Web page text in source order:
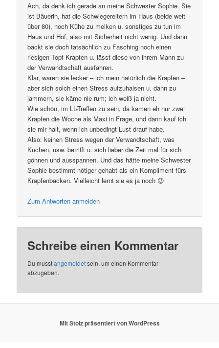
Ach, da denk ich gerade an meine Schwester Sophie. Sie
ist Bäuerin, hat die Schwiegereltern im Haus (beide weit
über 80), noch Kühe zu melken u. sonstiges zu tun im
Haus und Hof, also mit Sicherheit nicht wenig. Und dann
backt sie doch tatsächlich zu Fasching noch einen
riesigen Topf Krapfen u. lässt diese von ihrem Mann zu
der Verwandtschaft ausfahren.
Klar, waren sie lecker – ich mein natürlich die Krapfen –
aber sich solch einen Stress aufzuhalsen u. dann zu
jammern, sie käme nie rum; ich weiß ja nicht.
Wie schön, im LL-Treffen zu sein, da kamen eh nur zwei
Krapfen die Woche als Maxi in Frage, und dann kauf ich
sie mir halt, wenn ich unbedingt Lust drauf habe.
Also: keinen Stress wegen der Verwandtschaft, was
Kuchen, usw. betrifft u. sich lieber die Zeit mal für sich
gönnen und ausspannen. Und das hätte meine Schwester
Sophie bestimmt nötiger gehabt als ein Kompliment fürs
Krapfenbacken. Vielleicht lernt sie es ja noch 😉
Zum Antworten anmelden
Schreibe einen Kommentar
Du musstangemeldetsein, um einen Kommentar
abzugeben.
Mit Stolz präsentiert von WordPress